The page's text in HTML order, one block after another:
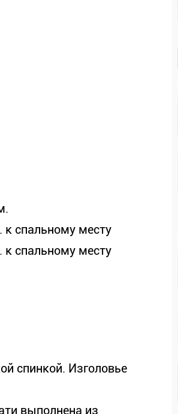
к спальному месту
к спальному месту
спинкой. Изголовье
выполнена из